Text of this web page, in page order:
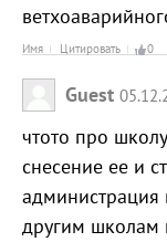
Имя Цитировать 0
Guest
чтото про
снесение ее и
администрация
другим школам